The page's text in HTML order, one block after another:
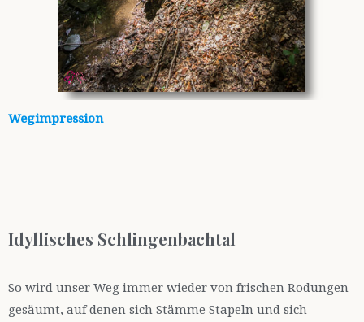
Wegimpression
Idyllisches Schlingenbachtal
So wird unser Weg immer wieder von frischen Rodungen
gesäumt, auf denen sich Stämme Stapeln und sich